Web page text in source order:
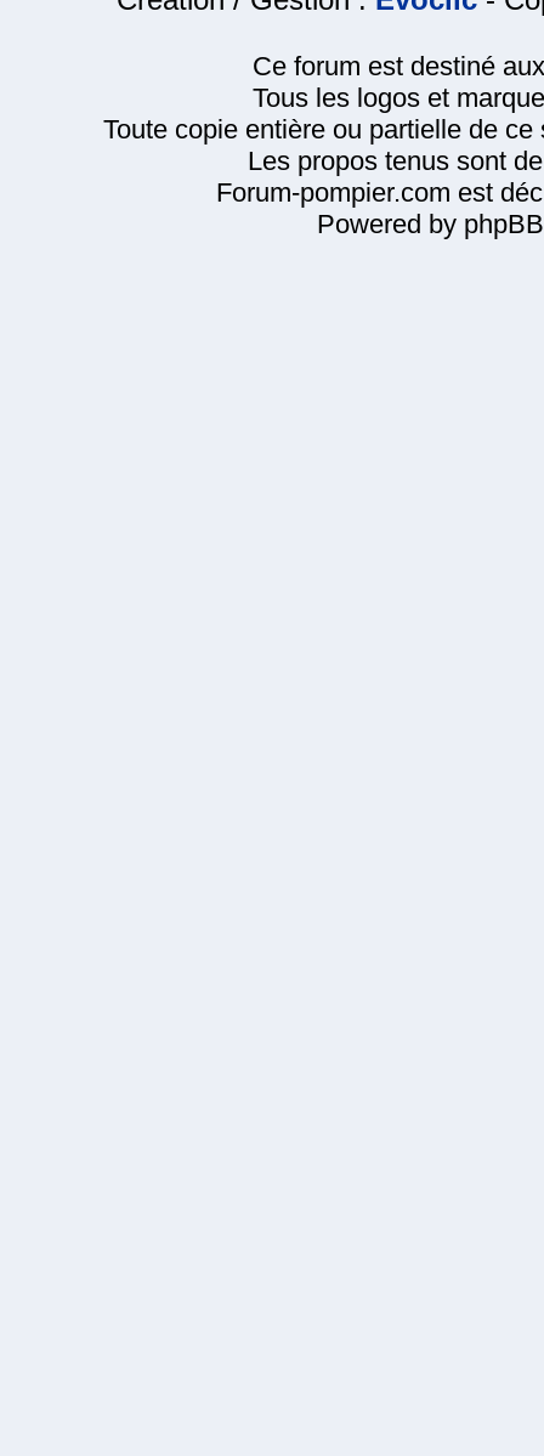
Ce forum est destiné
Tous les logos et
Toute copie entière ou partielle de
Les propos tenus sont
Forum-pompier.com est
Powered by